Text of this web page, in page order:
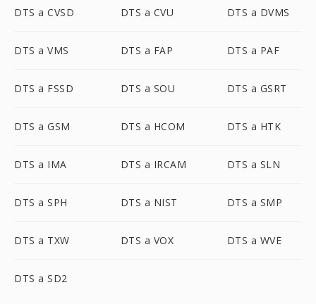
DTS a CVSD DTS a CVU DTS a DVMS
DTS a VMS DTS a FAP DTS a PAF
DTS a FSSD DTS a SOU DTS a GSRT
DTS a GSM DTS a HCOM DTS a HTK
DTS a IMA DTS a IRCAM DTS a SLN
DTS a SPH DTS a NIST DTS a SMP
DTS a TXW DTS a VOX DTS a WVE
DTS a SD2